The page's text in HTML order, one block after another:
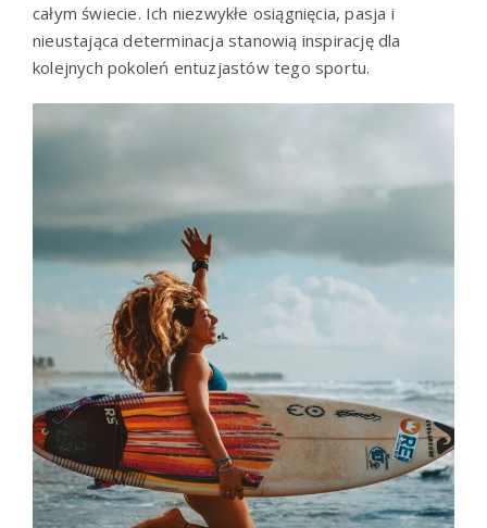
całym świecie. Ich niezwykłe osiągnięcia, pasja i
nieustająca determinacja stanowią inspirację dla
kolejnych pokoleń entuzjastów tego sportu.